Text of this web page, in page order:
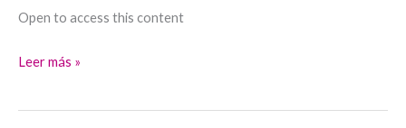
Open to access this content
24
Leer más »